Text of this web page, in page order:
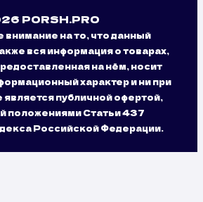
PORSH.PRO
на то, что данный
вся информация о товарах,
на нём, носит
характер и ни при
является публичной офертой,
положениями Статьи 437
Российской Федерации.